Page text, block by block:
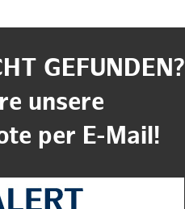
GEFUNDEN?
unsere
per E-Mail!